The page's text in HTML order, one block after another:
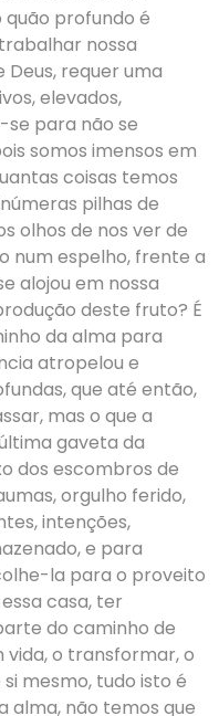
quão profundo é
nossa
requer uma
elevados,
para não se
somos imensos em
coisas temos
pilhas de
olhos de nos ver de
num espelho, frente a
alojou em nossa
deste fruto? É
da alma para
atropelou e
que até então,
mas o que a
gaveta da
dos escombros de
orgulho ferido,
intenções,
e para
la para o proveito
casa, ter
do caminho de
o transformar, o
mesmo, tudo isto é
alma, não temos que